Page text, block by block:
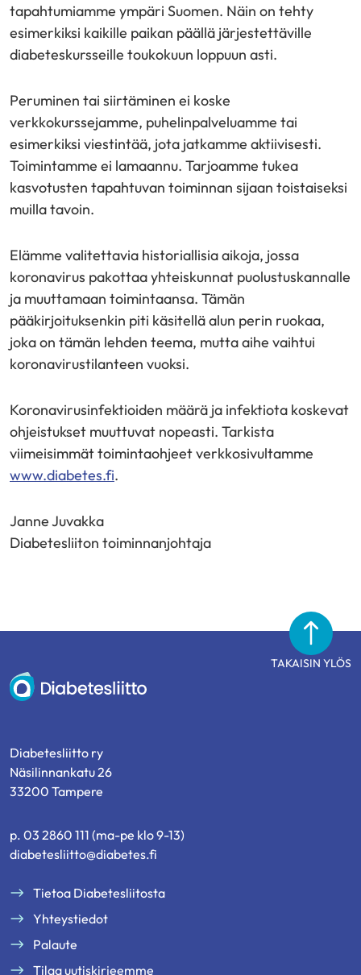
tapahtumiamme ympäri Suomen. Näin on tehty
esimerkiksi kaikille paikan päällä järjestettäville
diabeteskursseille toukokuun loppuun asti.
Peruminen tai siirtäminen ei koske
verkkokurssejamme, puhelinpalveluamme tai
esimerkiksi viestintää, jota jatkamme aktiivisesti.
Toimintamme ei lamaannu. Tarjoamme tukea
kasvotusten tapahtuvan toiminnan sijaan toistaiseksi
muilla tavoin.
Elämme valitettavia historiallisia aikoja, jossa
koronavirus pakottaa yhteiskunnat puolustuskannalle
ja muuttamaan toimintaansa. Tämän
pääkirjoituksenkin piti käsitellä alun perin ruokaa,
joka on tämän lehden teema, mutta aihe vaihtui
koronavirustilanteen vuoksi.
Koronavirusinfektioiden määrä ja infektiota koskevat
ohjeistukset muuttuvat nopeasti. Tarkista
viimeisimmät toimintaohjeet verkkosivultamme
www.diabetes.fi.
Janne Juvakka
Diabetesliiton toiminnanjohtaja
TAKAISIN YLÖS
Diabetesliitto
Diabetesliitto ry
Näsilinnankatu 26
33200 Tampere
p. 03 2860 111 (ma-pe klo 9-13)
diabetesliitto@diabetes.fi
Tietoa Diabetesliitosta
Yhteystiedot
Palaute
Tilaa uutiskirjeemme